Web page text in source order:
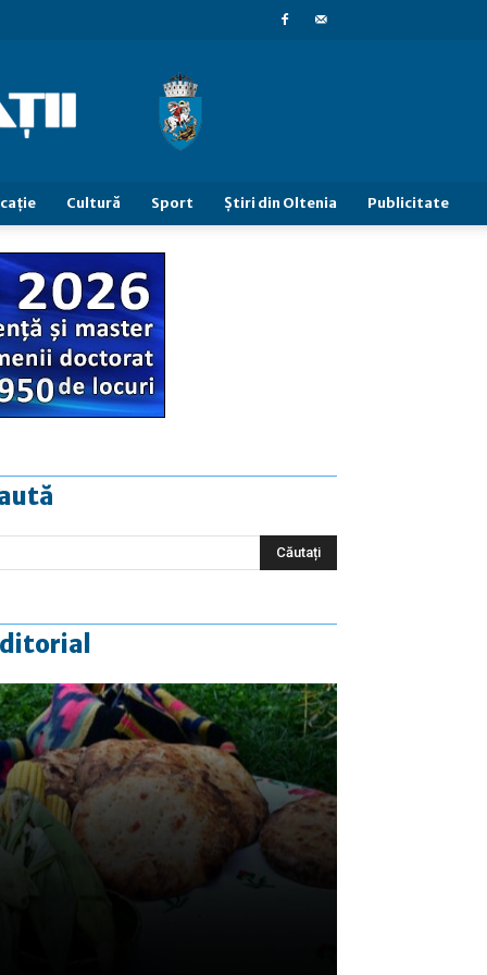
Cultură Sport Știri din Oltenia Publicitate